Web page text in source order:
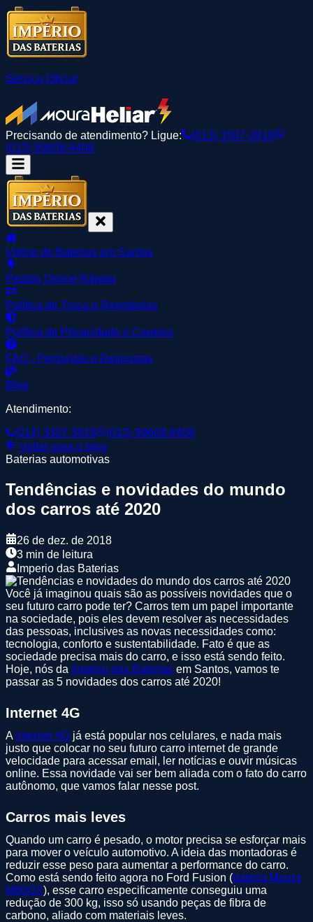
Serviço Oficial
Precisando de atendimento? Ligue:
(013) 3307-3918
(013) 99608-8408
Vitrine de Baterias em Santos
Pedido Online Rápido
Política de Troca e Reembolso
Política de Privacidade e Cookies
FAQ - Perguntas e Respostas
Blog
Atendimento:
(013) 3307-3918
(013) 99608-8408
Voltar para o blog
Baterias automotivas
Tendências e novidades do mundo
dos carros até 2020
26 de dez. de 2018
3 min de leitura
Imperio das Baterias
Você já imaginou quais são as possíveis novidades que o
seu futuro carro pode ter? Carros tem um papel importante
na sociedade, pois eles devem resolver as necessidades
das pessoas, inclusives as novas necessidades como:
tecnologia, conforto e sustentabilidade. Fato é que as
sociedade precisa mais do carro, e isso está sendo feito.
Hoje, nós da Império das Baterias em Santos, vamos te
passar as 5 novidades dos carros até 2020!
Internet 4G
A internet 4G já está popular nos celulares, e nada mais
justo que colocar no seu futuro carro internet de grande
velocidade para acessar email, ler notícias e ouvir músicas
online. Essa novidade vai ser bem aliada com o fato do carro
autônomo, que vamos falar nesse post.
Carros mais leves
Quando um carro é pesado, o motor precisa se esforçar mais
para mover o veículo automotivo. A ideia das montadoras é
reduzir esse peso para aumentar a performance do carro.
Como está sendo feito agora no Ford Fusion (bateria Moura
M60GX), esse carro especificamente conseguiu uma
redução de 300 kg, isso só usando peças de fibra de
carbono, aliado com materiais leves.